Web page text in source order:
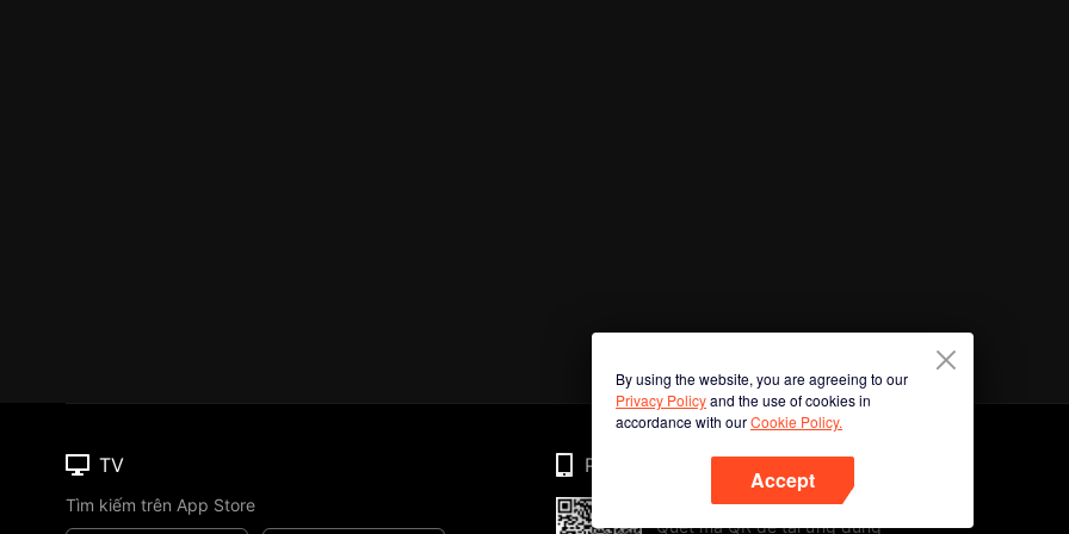
By using the website, you are agreeing to our
Privacy Policyand the use of cookies in
accordance with ourCookie Policy.
Accept
TV
Tìm kiếm trên App Store
Phone
Quét mã QR để tải ứng dụng